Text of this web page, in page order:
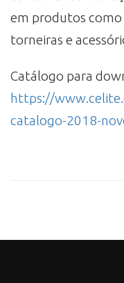
em produtos como
torneiras e
Catálogo para
https://
catalogo-2018-